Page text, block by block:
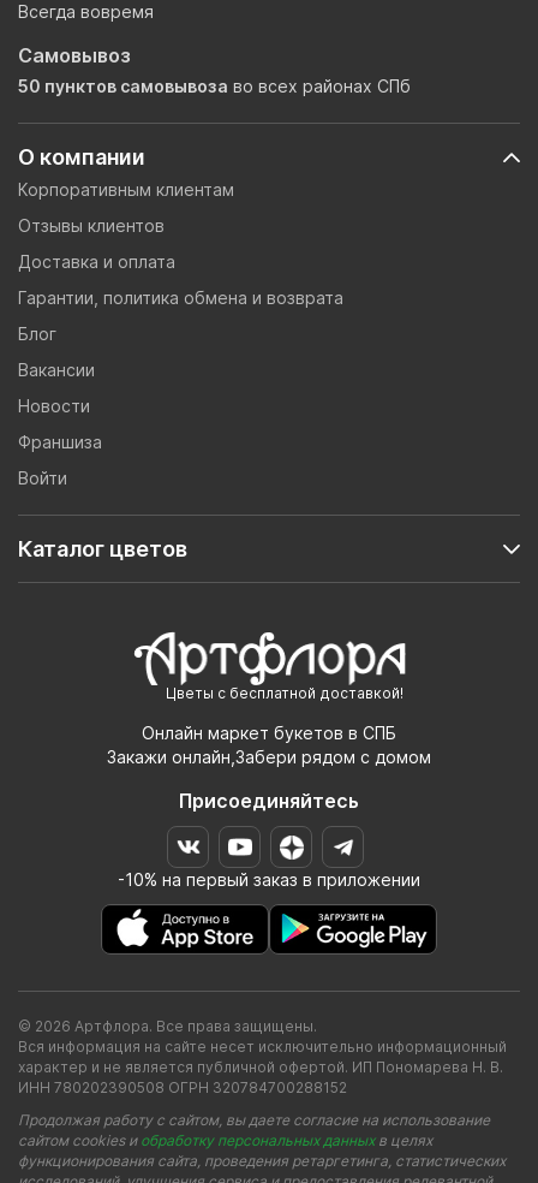
Цветы с бесплатной доставкой!
Онлайн маркет букетов в СПБ
Закажи онлайн,Забери рядом с домом
Присоединяйтесь
-10% на первый заказ в приложении
О компании
Корпоративным клиентам
Отзывы клиентов
Доставка и оплата
Гарантии, политика обмена и возврата
Блог
Вакансии
Новости
Франшиза
Войти
Каталог цветов
Всегда вовремя
Самовывоз
50 пунктов самовывоза во всех районах СПб
© 2026 Артфлора. Все права защищены.
Вся информация на сайте несет исключительно информационный
характер и не является публичной офертой. ИП Пономарева Н. В.
ИНН 780202390508 ОГРН 320784700288152
Продолжая работу с сайтом, вы даете согласие на использование
сайтом cookies и обработку персональных данныхв целях
функционирования сайта, проведения ретаргетинга, статистических